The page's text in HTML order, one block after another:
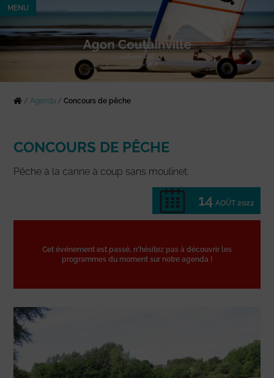
MENU
/Agenda /Concours de pêche
CONCOURS DE PÊCHE
Pêche à la canne à coup sans moulinet.
14 AOÛT 2022
Cet événement est passé, n'hésitez pas à découvrir les
programmes du moment sur notre agenda !